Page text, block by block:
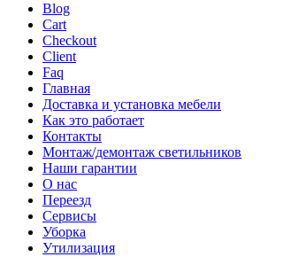
Blog
Cart
Checkout
Client
Faq
Главная
Доставка и установка мебели
Как это работает
Контакты
Монтаж/демонтаж светильников
Наши гарантии
О нас
Переезд
Сервисы
Уборка
Утилизация